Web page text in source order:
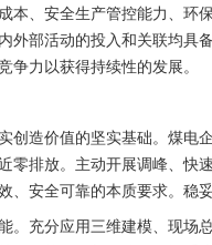
本、安全生产管控能力、环
外部活动的投入和关联均具
力以获得持续性的发展。
创造价值的坚实基础。煤
零排放。主动开展调峰、
、安全可靠的本质要求。稳
。充分应用三维建模、现场